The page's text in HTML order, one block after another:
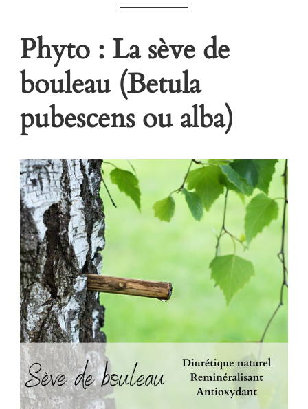
Phyto : La sève de
bouleau (Betula
pubescens ou alba)